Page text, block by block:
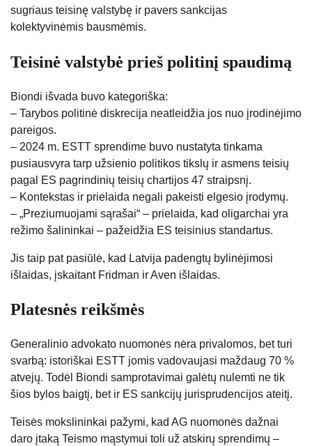
sugriaus teisinę valstybę ir pavers sankcijas
kolektyvinėmis bausmėmis.
Teisinė valstybė prieš politinį spaudimą
Biondi išvada buvo kategoriška:
– Tarybos politinė diskrecija neatleidžia jos nuo įrodinėjimo
pareigos.
– 2024 m. ESTT sprendime buvo nustatyta tinkama
pusiausvyra tarp užsienio politikos tikslų ir asmens teisių
pagal ES pagrindinių teisių chartijos 47 straipsnį.
– Kontekstas ir prielaida negali pakeisti elgesio įrodymų.
– „Preziumuojami sąrašai“ – prielaida, kad oligarchai yra
režimo šalininkai – pažeidžia ES teisinius standartus.
Jis taip pat pasiūlė, kad Latvija padengtų bylinėjimosi
išlaidas, įskaitant Fridman ir Aven išlaidas.
Platesnės reikšmės
Generalinio advokato nuomonės nėra privalomos, bet turi
svarbą: istoriškai ESTT jomis vadovaujasi maždaug 70 %
atvejų. Todėl Biondi samprotavimai galėtų nulemti ne tik
šios bylos baigtį, bet ir ES sankcijų jurisprudencijos ateitį.
Teisės mokslininkai pažymi, kad AG nuomonės dažnai
daro įtaką Teismo mąstymui toli už atskirų sprendimų –